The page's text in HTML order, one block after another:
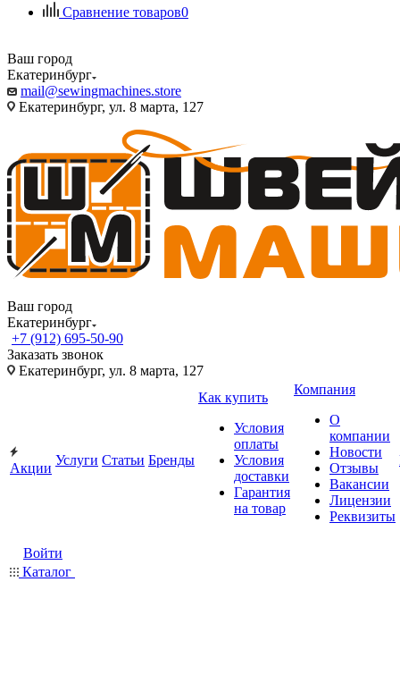
Сравнение товаров0
Ваш город
Екатеринбург
mail@sewingmachines.store
Екатеринбург, ул. 8 марта, 127
Ваш город
Екатеринбург
+7 (912) 695-50-90
Заказать звонок
Екатеринбург, ул. 8 марта, 127
Акции
Услуги Статьи Бренды
Как купить
Условия
оплаты
Условия
доставки
Гарантия
на товар
Компания
О
компании
Новости
Отзывы
Вакансии
Лицензии
Реквизиты
Войти
Каталог